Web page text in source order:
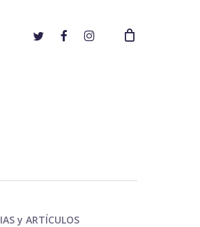
twitter facebookinstagram
y ARTÍCULOS